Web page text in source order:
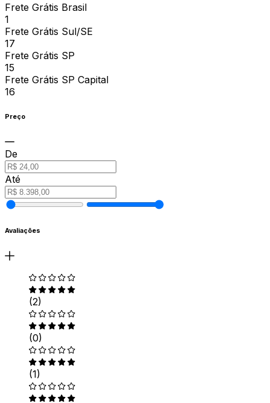
Frete Grátis Brasil
1
Frete Grátis Sul/SE
17
Frete Grátis SP
15
Frete Grátis SP Capital
16
Preço
De
Até
Avaliações
(2)
(0)
(1)